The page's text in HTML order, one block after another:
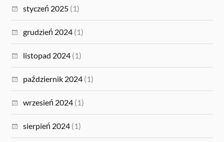
styczeń 2025 (1)
grudzień 2024 (1)
listopad 2024 (1)
październik 2024 (1)
wrzesień 2024 (1)
sierpień 2024 (1)